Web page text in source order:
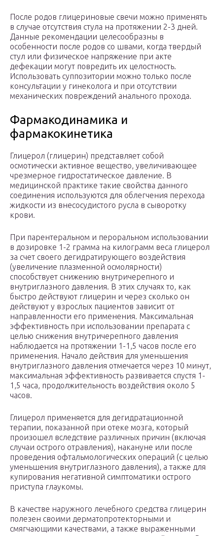
После родов глицериновые свечи можно применять
в случае отсутствия стула на протяжении 2-3 дней.
Данные рекомендации целесообразны в
особенности после родов со швами, когда твердый
стул или физическое напряжение при акте
дефекации могут повредить их целостность.
Использовать суппозитории можно только после
консультации у гинеколога и при отсутствии
механических повреждений анального прохода.
Фармакодинамика и
фармакокинетика
Глицерол (глицерин) представляет собой
осмотически активное вещество, увеличивающее
чрезмерное гидростатическое давление. В
медицинской практике такие свойства данного
соединения используются для облегчения перехода
жидкости из внесосудистого русла в сыворотку
крови.
При парентеральном и пероральном использовании
в дозировке 1-2 грамма на килограмм веса глицерол
за счет своего дегидратирующего воздействия
(увеличение плазменной осмолярности)
способствует снижению внутричерепного и
внутриглазного давления. В этих случаях то, как
быстро действуют глицерин и через сколько он
действуют у взрослых пациентов зависит от
направленности его применения. Максимальная
эффективность при использовании препарата с
целью снижения внутричерепного давления
наблюдается на протяжении 1-1,5 часов после его
применения. Начало действия для уменьшения
внутриглазного давления отмечается через 10 минут,
максимальная эффективность развивается спустя 1-
1,5 часа, продолжительность воздействия около 5
часов.
Глицерол применяется для дегидратационной
терапии, показанной при отеке мозга, который
произошел вследствие различных причин (включая
случаи острого отравления), накануне или после
проведения офтальмологических операций (с целью
уменьшения внутриглазного давления), а также для
купирования негативной симптоматики острого
приступа глаукомы.
В качестве наружного лечебного средства глицерин
полезен своими дерматопротекторными и
смягчающими качествами, а также выраженными